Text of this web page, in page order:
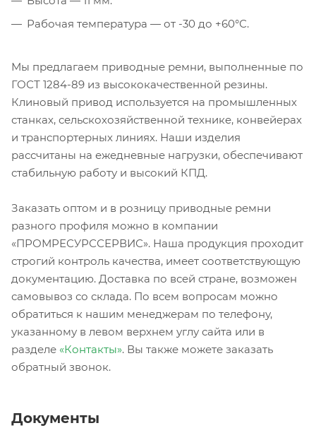
Рабочая температура — от -30 до +60°С.
Мы предлагаем приводные ремни, выполненные по
ГОСТ 1284-89 из высококачественной резины.
Клиновый привод используется на промышленных
станках, сельскохозяйственной технике, конвейерах
и транспортерных линиях. Наши изделия
рассчитаны на ежедневные нагрузки, обеспечивают
стабильную работу и высокий КПД.
Заказать оптом и в розницу приводные ремни
разного профиля можно в компании
«ПРОМРЕСУРССЕРВИС». Наша продукция проходит
строгий контроль качества, имеет соответствующую
документацию. Доставка по всей стране, возможен
самовывоз со склада. По всем вопросам можно
обратиться к нашим менеджерам по телефону,
указанному в левом верхнем углу сайта или в
разделе «Контакты». Вы также можете заказать
обратный звонок.
Документы